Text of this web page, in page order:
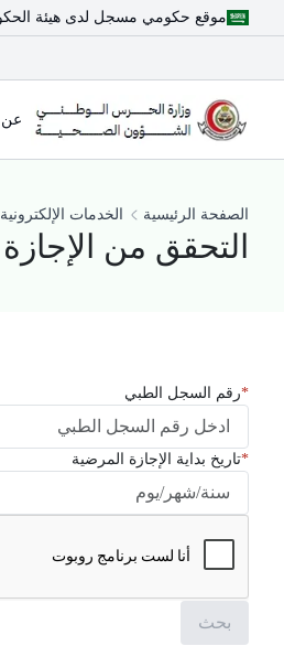
موقع حكومي مسجل لدى هيئة
عن
الصفحة الرئيسية الخدمات الإلكترونية
التحقق من
رقم السجل الطبي
تاريخ بداية الإجازة المرضية